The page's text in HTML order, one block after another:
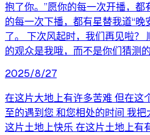
抱了你。”愿你的每一次开播，都
的每一次下播，都有星替我道“晚
了。 下次风起时，我们再见啦？
的观众是我哦，而不是你们猜测
2025/8/27
在这片大地上有许多苦难 但在这
至的遇到您 和您相处的时间 我
这片土地上快乐 在这片土地上有